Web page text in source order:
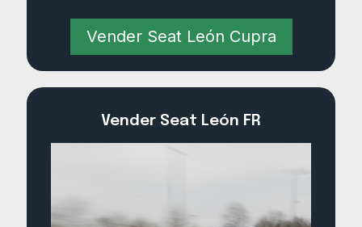
Vender Seat León Cupra
Vender Seat León FR